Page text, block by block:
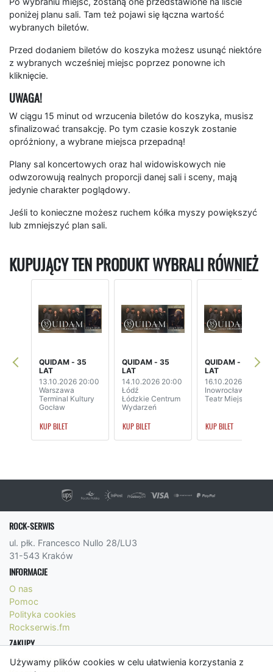
Używamy plików cookies w celu ułatwienia korzystania z
poniżej planu sali. Tam też pojawi się łączna wartość
wybranych biletów.
Przed dodaniem biletów do koszyka możesz usunąć niektóre
z wybranych wcześniej miejsc poprzez ponowne ich
kliknięcie.
UWAGA!
W ciągu 15 minut od wrzucenia biletów do koszyka, musisz
sfinalizować transakcję. Po tym czasie koszyk zostanie
opróżniony, a wybrane miejsca przepadną!
Plany sal koncertowych oraz hal widowiskowych nie
odwzorowują realnych proporcji danej sali i sceny, mają
jedynie charakter poglądowy.
Jeśli to konieczne możesz ruchem kółka myszy powiększyć
lub zmniejszyć plan sali.
KUPUJĄCY TEN PRODUKT WYBRALI RÓWNIEŻ
QUIDAM - 35
LAT
13.10.2026 20:00
Warszawa
Terminal Kultury
Gocław
KUP BILET
QUIDAM - 35
LAT
14.10.2026 20:00
Łódź
Łódzkie Centrum
Wydarzeń
KUP BILET
QUIDAM - 35
LAT
16.10.2026 19:00
Inowrocław
Teatr Miejski
KUP BILET
ROCK-SERWIS
ul. płk. Francesco Nullo 28/LU3
31-543 Kraków
INFORMACJE
O nas
Pomoc
Polityka cookies
Rockserwis.fm
ZAKUPY
Formy płatności